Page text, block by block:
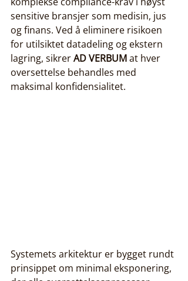
sensitive bransjer som medisin, jus
og finans. Ved å eliminere risikoen
for utilsiktet datadeling og ekstern
lagring, sikrer AD VERBUM at hver
oversettelse behandles med
maksimal konfidensialitet.
Systemets arkitektur er bygget rundt
prinsippet om minimal eksponering,